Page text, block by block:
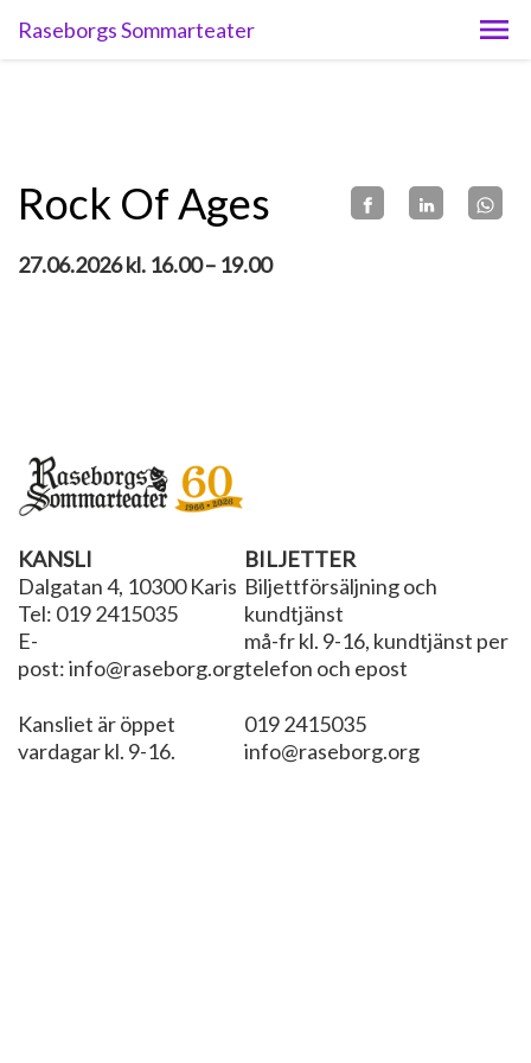
Raseborgs Sommarteater
Rock Of Ages
27.06.2026 kl. 16.00 – 19.00
KANSLI
Dalgatan 4, 10300 Karis
Tel: 019 2415035
E-
post: info@raseborg.org
Kansliet är öppet
vardagar kl. 9-16.
BILJETTER
Biljettförsäljning och
kundtjänst
må-fr kl. 9-16, kundtjänst per
telefon och epost
019 2415035
info@raseborg.org